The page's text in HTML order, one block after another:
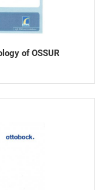
of OSSUR